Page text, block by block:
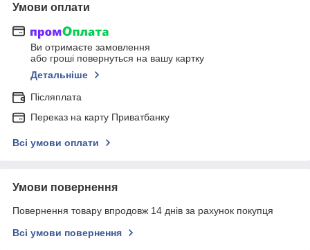
Умови оплати
Ви отримаєте замовлення
або гроші повернуться на вашу картку
Детальніше
Післяплата
Переказ на карту Приватбанку
Всі умови оплати
Умови повернення
Повернення товару впродовж 14 днів за рахунок покупця
Всі умови повернення